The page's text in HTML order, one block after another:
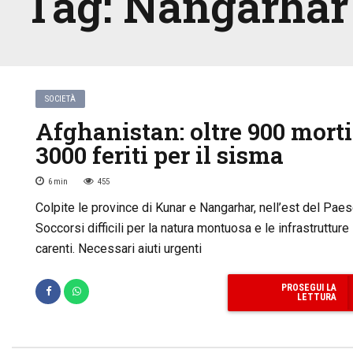
SOCIETÀ
Afghanistan: oltre 900
3000 feriti per il sisma
6 min 455
Colpite le province di Kunar e Nangarhar, nell’est del
Soccorsi difficili per la natura montuosa e le infrastrutture
carenti. Necessari aiuti urgenti
PROSEGUI LA
LETTURA